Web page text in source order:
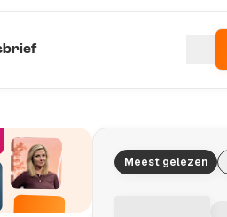
Meest gelezen